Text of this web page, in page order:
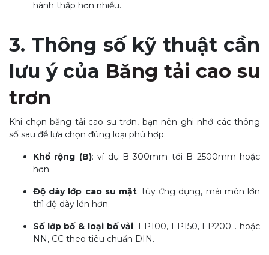
hành thấp hơn nhiều.
3. Thông số kỹ thuật cần
lưu ý của Băng tải cao su
trơn
Khi chọn băng tải cao su trơn, bạn nên ghi nhớ các thông
số sau để lựa chọn đúng loại phù hợp:
Khổ rộng (B): ví dụ B 300mm tới B 2500mm hoặc
hơn.
Độ dày lớp cao su mặt: tùy ứng dụng, mài mòn lớn
thì độ dày lớn hơn.
Số lớp bố & loại bố vải: EP100, EP150, EP200… hoặc
NN, CC theo tiêu chuẩn DIN.